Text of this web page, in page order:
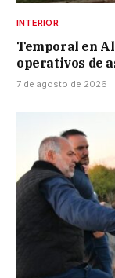
INTERIOR
Temporal en
operativos de
7 de agosto de 2026